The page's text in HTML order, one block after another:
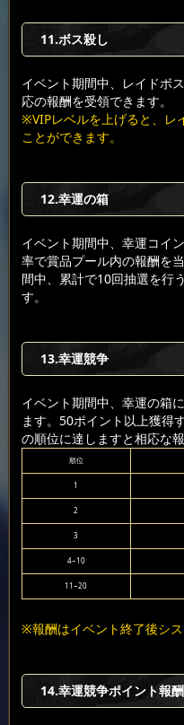
11.ボス殺し
イベント期間中、レイドボ
応の報酬を受領できます。
※VIPレベルを上げると、レ
ことができます。
12.幸運の箱
イベント期間中、幸運コイ
率で賞品プール内の報酬を
間中、累計で10回抽選を行う
す。
13.幸運競争
イベント期間中、幸運の箱
ます。50ポイント以上獲得
の順位に達しますと相応な
順位
1
2
3
4~10
11~20
※報酬はイベント終了後シス
14.幸運競争ポイント報酬